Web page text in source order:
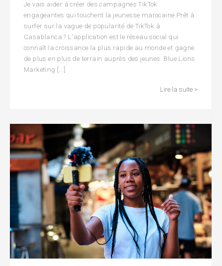
Je vais aider à créer des campagnes TikTok
engageantes qui touchent la jeunesse marocaine Prêt à
surfer sur la vague de popularité de TikTok à
Casablanca ? L'application est le réseau social qui
connaît la croissance la plus rapide au monde et gagne
de plus en plus de terrain auprès des jeunes. Blue Lions
Marketing [...]
Lire la suite >